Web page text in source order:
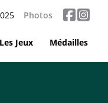
Photos
Les Jeux Médailles